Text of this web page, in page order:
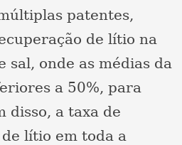
patentes,
de lítio na
sal, onde as médias da
a 50%, para
disso, a taxa de
lítio em toda a